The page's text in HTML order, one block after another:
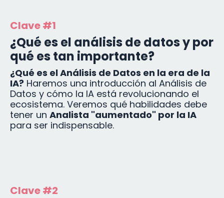
Clave #1
¿Qué es el análisis de datos y por
qué es tan importante?
¿Qué es el Análisis de Datos en la era de la
IA? Haremos una introducción al Análisis de
Datos y cómo la IA está revolucionando el
ecosistema. Veremos qué habilidades debe
tener un Analista "aumentado" por la IA
para ser indispensable.
Clave #2